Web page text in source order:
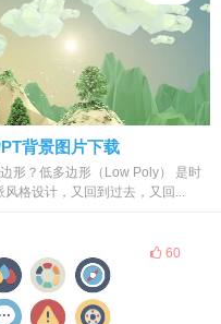
背景图片下载
形？低多边形（Low Poly） 是时
格设计，又回到过去，又回...
60